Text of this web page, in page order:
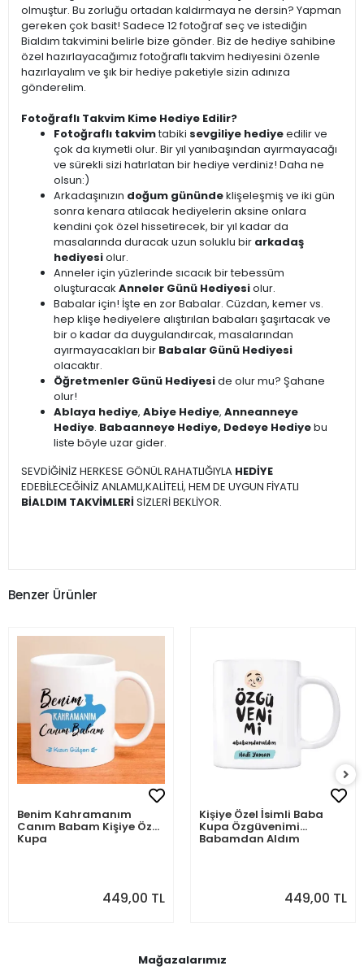
olmuştur. Bu zorluğu ortadan kaldırmaya ne dersin? Yapman
gereken çok basit! Sadece 12 fotoğraf seç ve istediğin
Bialdım takvimini belirle bize gönder. Biz de hediye sahibine
özel hazırlayacağımız fotoğraflı takvim hediyesini özenle
hazırlayalım ve şık bir hediye paketiyle sizin adınıza
gönderelim.
Fotoğraflı Takvim Kime Hediye Edilir?
Fotoğraflı takvimtabiki sevgiliye hediyeedilir ve
çok da kıymetli olur. Bir yıl yanıbaşından ayırmayacağı
ve sürekli sizi hatırlatan bir hediye verdiniz! Daha ne
olsun:)
Arkadaşınızın doğum günündeklişeleşmiş ve iki gün
sonra kenara atılacak hediyelerin aksine onlara
kendini çok özel hissetirecek, bir yıl kadar da
masalarında duracak uzun soluklu bir arkadaş
hediyesiolur.
Anneler için yüzlerinde sıcacık bir tebessüm
oluşturacak Anneler Günü Hediyesiolur.
Babalar için! İşte en zor Babalar. Cüzdan, kemer vs.
hep klişe hediyelere alıştırılan babaları şaşırtacak ve
bir o kadar da duygulandırcak, masalarından
ayırmayacakları bir Babalar Günü Hediyesi
olacaktır.
Öğretmenler Günü Hediyeside olur mu? Şahane
olur!
Ablaya hediye, Abiye Hediye, Anneanneye
Hediye. Babaanneye Hediye, Dedeye Hediyebu
liste böyle uzar gider.
SEVDİĞİNİZ HERKESE GÖNÜL RAHATLIĞIYLA HEDİYE
EDEBİLECEĞİNİZ ANLAMLI,KALİTELİ, HEM DE UYGUN FİYATLI
BİALDIM TAKVİMLERİ SİZLERİ BEKLİYOR.
Benzer Ürünler
Benim Kahramanım
Canım Babam Kişiye Özel
Kupa
449,00 TL
Kişiye Özel İsimli Baba
Kupa Özgüvenimi
Babamdan Aldım
449,00 TL
Mağazalarımız